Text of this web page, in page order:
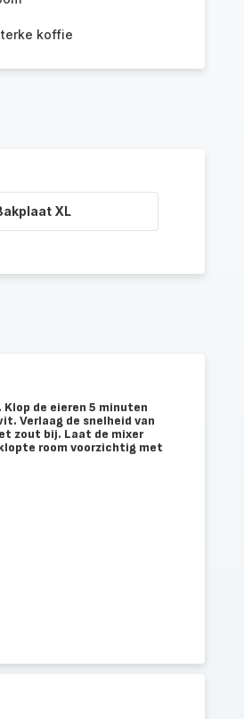
koffie
XL
de eieren 5 minuten
Verlaag de snelheid van
zout bij. Laat de mixer
room voorzichtig met